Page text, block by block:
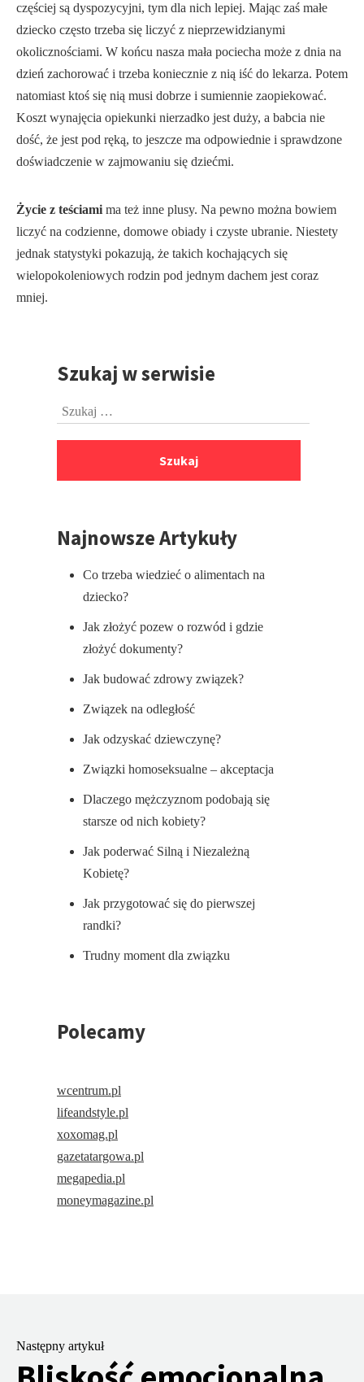
częściej są dyspozycyjni, tym dla nich lepiej. Mając zaś małe
dziecko często trzeba się liczyć z nieprzewidzianymi
okolicznościami. W końcu nasza mała pociecha może z dnia na
dzień zachorować i trzeba koniecznie z nią iść do lekarza. Potem
natomiast ktoś się nią musi dobrze i sumiennie zaopiekować.
Koszt wynajęcia opiekunki nierzadko jest duży, a babcia nie
dość, że jest pod ręką, to jeszcze ma odpowiednie i sprawdzone
doświadczenie w zajmowaniu się dziećmi.
Życie z teściami ma też inne plusy. Na pewno można bowiem
liczyć na codzienne, domowe obiady i czyste ubranie. Niestety
jednak statystyki pokazują, że takich kochających się
wielopokoleniowych rodzin pod jednym dachem jest coraz
mniej.
PrzejdźSzukaj w serwisie
Szukaj:
Najnowsze Artykuły
Co trzeba wiedzieć o alimentach na
dziecko?
Jak złożyć pozew o rozwód i gdzie
złożyć dokumenty?
Jak budować zdrowy związek?
Związek na odległość
Jak odzyskać dziewczynę?
Związki homoseksualne – akceptacja
Dlaczego mężczyznom podobają się
starsze od nich kobiety?
Jak poderwać Silną i Niezależną
Kobietę?
Jak przygotować się do pierwszej
randki?
Trudny moment dla związku
Polecamy
wcentrum.pl
lifeandstyle.pl
xoxomag.pl
gazetatargowa.pl
megapedia.pl
moneymagazine.pl
Następny artykuł